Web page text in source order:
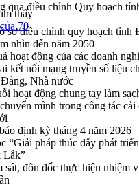
qua điều chỉnh Quy hoạch
sơ điều chỉnh quy hoạch tỉnh
nhìn đến năm 2050
hoạt động của các doanh
kết nối mạng truyền số liệu
Nhà nước
hoạt động chung tay làm
mình trong công tác cải
định kỳ tháng 4 năm 2026
“Giải pháp thúc đẩy phát
Lắk”
sát, đôn đốc thực hiện nhiệm
thấy
70